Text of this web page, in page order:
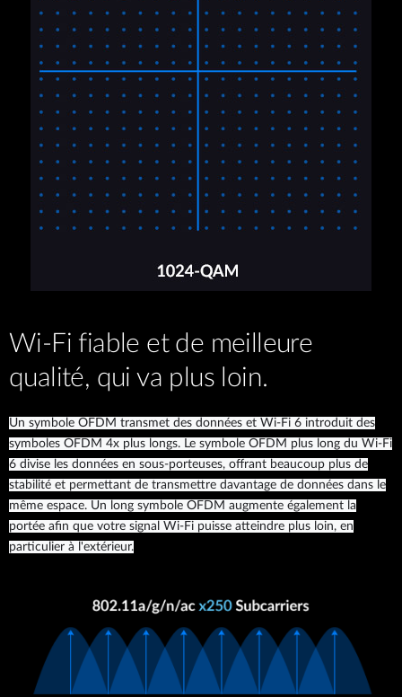
Wi-Fi fiable et de meilleure
qualité, qui va plus loin.
Un symbole OFDM transmet des données et Wi-Fi 6 introduit des
symboles OFDM 4x plus longs. Le symbole OFDM plus long du Wi-Fi
6 divise les données en sous-porteuses, offrant beaucoup plus de
stabilité et permettant de transmettre davantage de données dans le
même espace. Un long symbole OFDM augmente également la
portée afin que votre signal Wi-Fi puisse atteindre plus loin, en
particulier à l'extérieur.